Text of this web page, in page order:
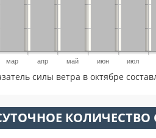
мар апр май июн июл
силы ветра в октябре